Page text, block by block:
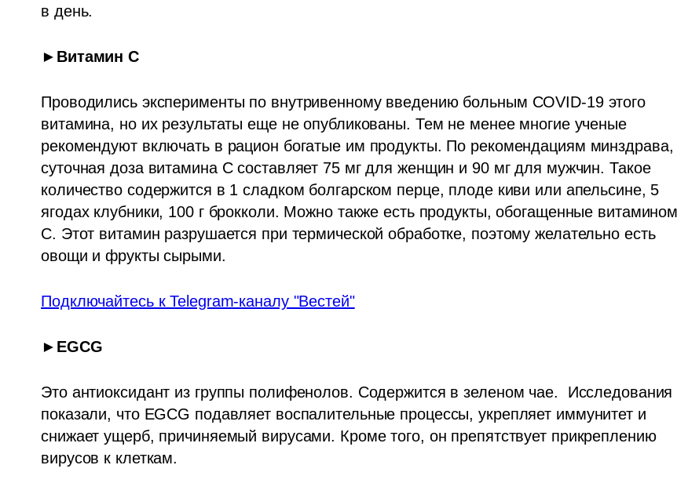
в день.
►Витамин С
Проводились эксперименты по внутривенному введению больным COVID-19 этого
витамина, но их результаты еще не опубликованы. Тем не менее многие ученые
рекомендуют включать в рацион богатые им продукты. По рекомендациям минздрава,
суточная доза витамина С составляет 75 мг для женщин и 90 мг для мужчин. Такое
количество содержится в 1 сладком болгарском перце, плоде киви или апельсине, 5
ягодах клубники, 100 г брокколи. Можно также есть продукты, обогащенные витамином
С. Этот витамин разрушается при термической обработке, поэтому желательно есть
овощи и фрукты сырыми.
Подключайтесь к Telegram-каналу "Вестей"
►EGCG
Это антиоксидант из группы полифенолов. Содержится в зеленом чае.  Исследования
показали, что EGCG подавляет воспалительные процессы, укрепляет иммунитет и
снижает ущерб, причиняемый вирусами. Кроме того, он препятствует прикреплению
вирусов к клеткам.